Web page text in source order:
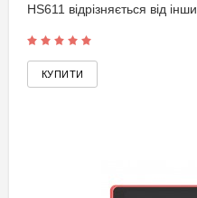
HS611 відрізняється від